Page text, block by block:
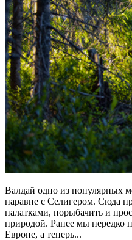
Валдай одно из популярных
наравне с Селигером. Сюда
палатками, порыбачить и
природой. Ранее мы нередко
Европе, а теперь...